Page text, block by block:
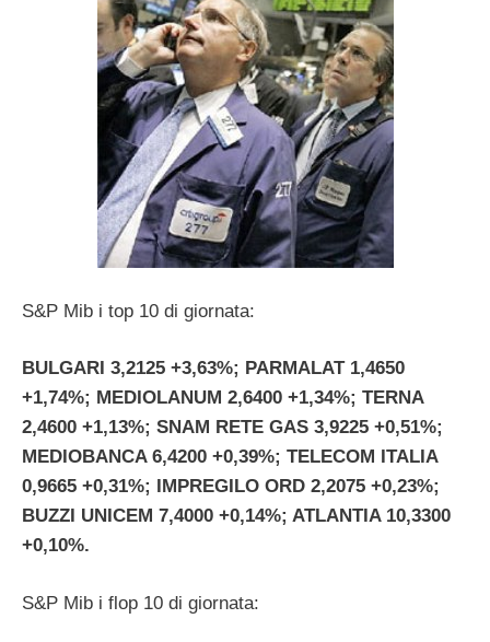
S&P Mib i top 10 di giornata:
BULGARI 3,2125 +3,63%; PARMALAT 1,4650
+1,74%; MEDIOLANUM 2,6400 +1,34%; TERNA
2,4600 +1,13%; SNAM RETE GAS 3,9225 +0,51%;
MEDIOBANCA 6,4200 +0,39%; TELECOM ITALIA
0,9665 +0,31%; IMPREGILO ORD 2,2075 +0,23%;
BUZZI UNICEM 7,4000 +0,14%; ATLANTIA 10,3300
+0,10%.
S&P Mib i flop 10 di giornata: